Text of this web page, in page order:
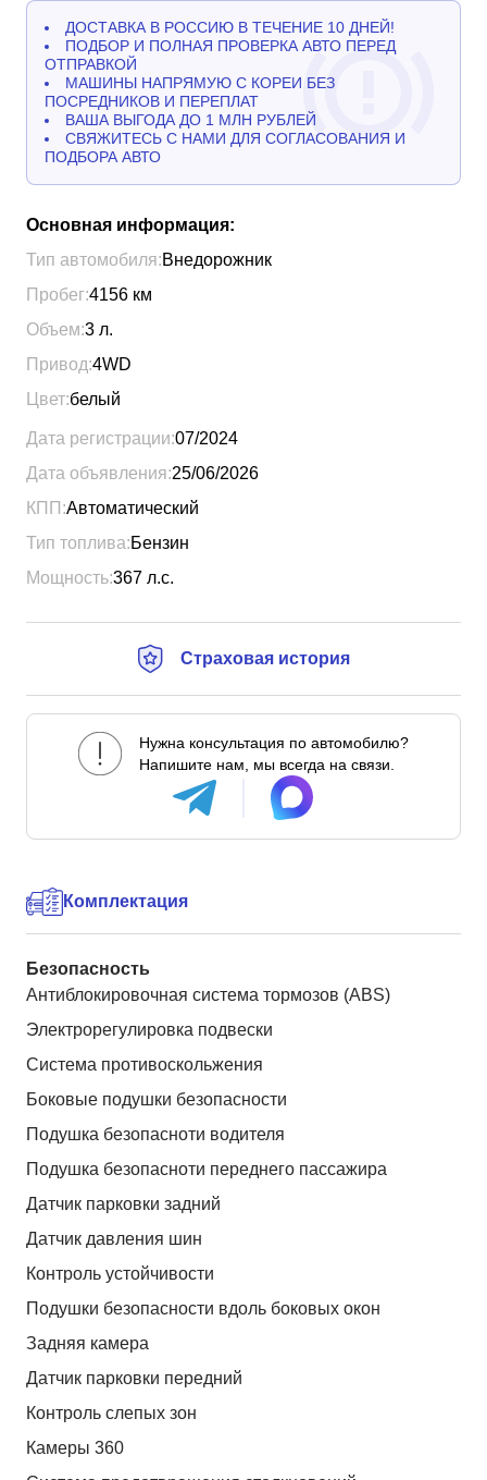
ДОСТАВКА В РОССИЮ В ТЕЧЕНИЕ 10 ДНЕЙ!
ПОДБОР И ПОЛНАЯ ПРОВЕРКА АВТО ПЕРЕД
ОТПРАВКОЙ
МАШИНЫ НАПРЯМУЮ С КОРЕИ БЕЗ
ПОСРЕДНИКОВ И ПЕРЕПЛАТ
ВАША ВЫГОДА ДО 1 МЛН РУБЛЕЙ
СВЯЖИТЕСЬ С НАМИ ДЛЯ СОГЛАСОВАНИЯ И
ПОДБОРА АВТО
Основная информация:
Тип автомобиля:Внедорожник
Пробег:4156 км
Объем:3 л.
Привод:4WD
Цвет:белый
Дата регистрации:07/2024
Дата объявления:25/06/2026
КПП:Автоматический
Тип топлива:Бензин
Мощность:367 л.с.
Страховая история
Нужна консультация по автомобилю?
Напишите нам, мы всегда на связи.
Комплектация
Безопасность
Антиблокировочная система тормозов (ABS)
Электрорегулировка подвески
Система противоскольжения
Боковые подушки безопасности
Подушка безопасноти водителя
Подушка безопасноти переднего пассажира
Датчик парковки задний
Датчик давления шин
Контроль устойчивости
Подушки безопасности вдоль боковых окон
Задняя камера
Датчик парковки передний
Контроль слепых зон
Камеры 360